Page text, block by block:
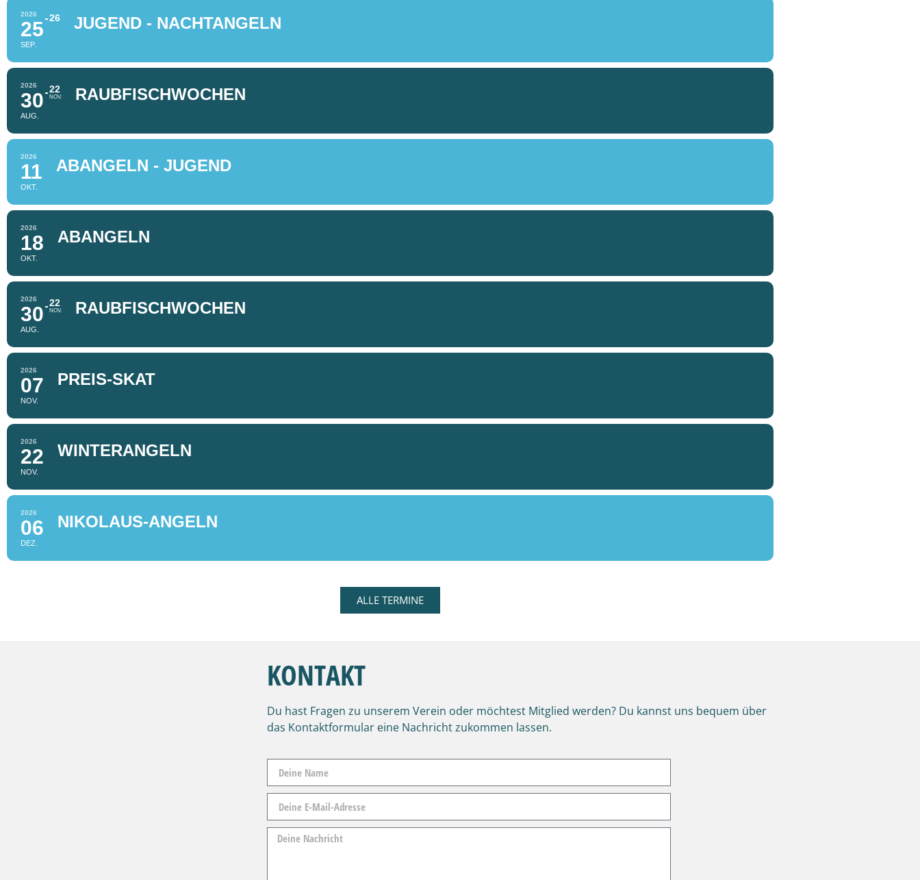
2026
25
SEP.
26 JUGEND - NACHTANGELN
2026
30
AUG.
22
NOV. RAUBFISCHWOCHEN
2026
11
OKT.
ABANGELN - JUGEND
2026
18
OKT.
ABANGELN
2026
30
AUG.
22
NOV. RAUBFISCHWOCHEN
2026
07
NOV.
PREIS-SKAT
2026
22
NOV.
WINTERANGELN
2026
06
DEZ.
NIKOLAUS-ANGELN
ALLE TERMINE
KONTAKT
Du hast Fragen zu unserem Verein oder möchtest Mitglied werden? Du kannst uns bequem über
das Kontaktformular eine Nachricht zukommen lassen.